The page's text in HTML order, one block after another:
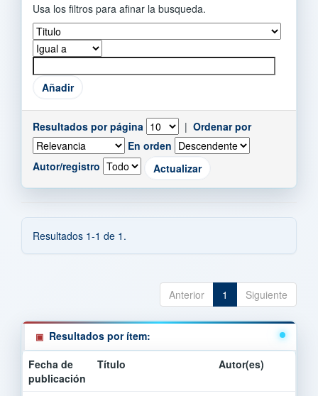
Usa los filtros para afinar la busqueda.
Resultados por página | Ordenar por
En orden
Autor/registro
Resultados 1-1 de 1.
Anterior 1 Siguiente
Resultados por ítem:
Fecha de
publicación
Título Autor(es)